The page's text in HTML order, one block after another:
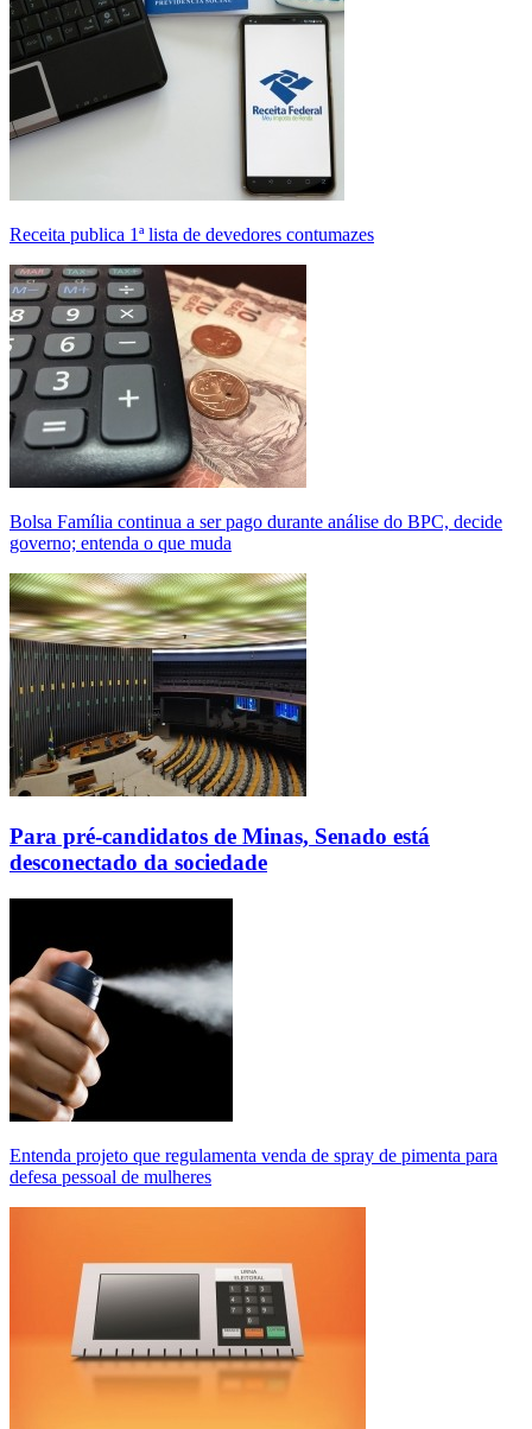
Receita publica 1ª lista de devedores contumazes
Bolsa Família continua a ser pago durante análise do BPC, decide
governo; entenda o que muda
Para pré-candidatos de Minas, Senado está
desconectado da sociedade
Entenda projeto que regulamenta venda de spray de pimenta para
defesa pessoal de mulheres